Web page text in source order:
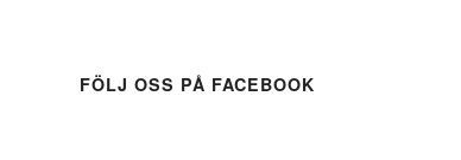
FÖLJ OSS PÅ FACEBOOK